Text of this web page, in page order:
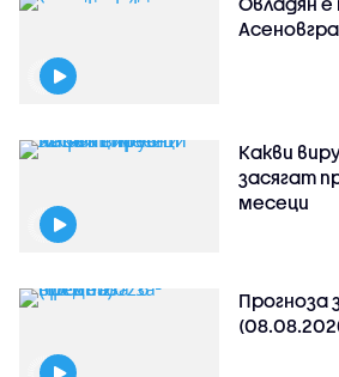
Какви
засягат
месеци
Прогноза